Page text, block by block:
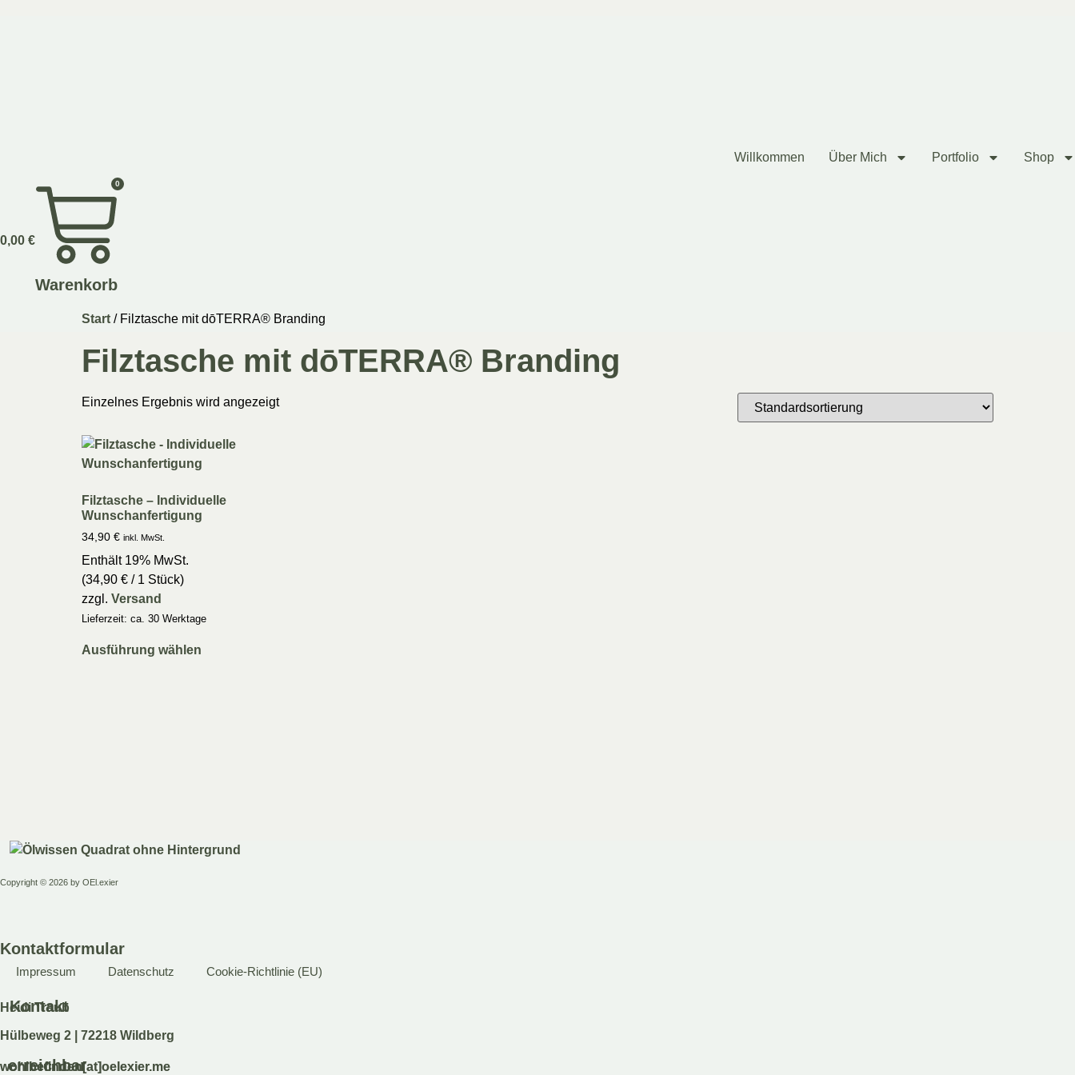
Willkommen Über Mich Portfolio Shop
0,00 €
0
Warenkorb
Start / Filztasche mit dōTERRA® Branding
Filztasche mit dōTERRA® Branding
Einzelnes Ergebnis wird angezeigt
Filztasche – Individuelle
Wunschanfertigung
34,90 € inkl. MwSt.
Enthält 19% MwSt.
(34,90 € / 1 Stück)
zzgl. Versand
Lieferzeit: ca. 30 Werktage
Ausführung wählen
Copyright © 2026 by OEl.exier
Kontaktformular
Impressum Datenschutz Cookie-Richtlinie (EU)
Kontakt
Heidi Traub
Hülbeweg 2 | 72218 Wildberg
erreichbar
wohlbefinden[at]oelexier.me